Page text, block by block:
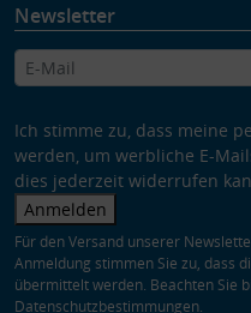
Newsletter
Ich stimme zu, dass meine
werden, um werbliche E-
dies jederzeit widerrufen
Anmelden
Für den Versand unserer
Anmeldung stimmen Sie zu, dass
übermittelt werden. Beachten Sie
Datenschutzbestimmungen.